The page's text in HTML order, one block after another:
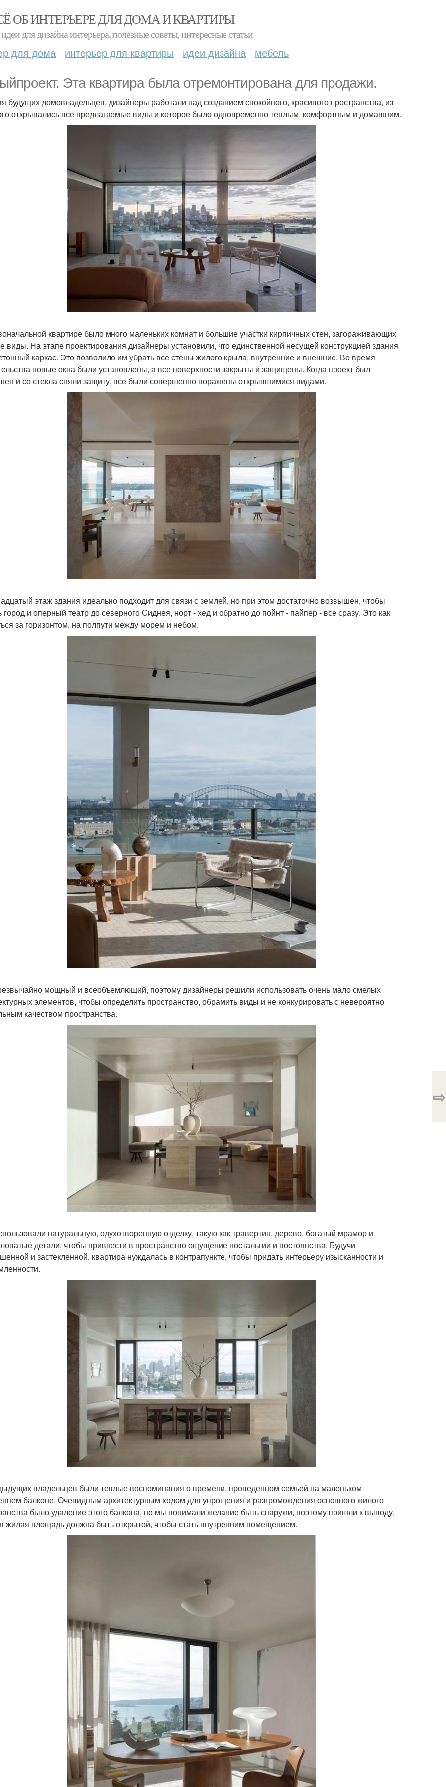
ОБ ИНТЕРЬЕРЕ ДЛЯ ДОМА И КВАРТИРЫ
для дизайна интерьера, полезные советы, интересные статьи
для дома интерьер для квартиры идеи дизайна мебель
Эта квартира была отремонтирована для продажи.
будущих домовладельцев, дизайнеры работали над созданием спокойного, красивого пространства, из
открывались все предлагаемые виды и которое было одновременно теплым, комфортным и домашним.
квартире было много маленьких комнат и большие участки кирпичных стен, загораживающих
виды. На этапе проектирования дизайнеры установили, что единственной несущей конструкцией здания
каркас. Это позволило им убрать все стены жилого крыла, внутренние и внешние. Во время
новые окна были установлены, а все поверхности закрыты и защищены. Когда проект был
и со стекла сняли защиту, все были совершенно поражены открывшимися видами.
этаж здания идеально подходит для связи с землей, но при этом достаточно возвышен, чтобы
город и оперный театр до северного Сиднея, норт - хед и обратно до пойнт - пайпер - все сразу. Это как
за горизонтом, на полпути между морем и небом.
мощный и всеобъемлющий, поэтому дизайнеры решили использовать очень мало смелых
элементов, чтобы определить пространство, обрамить виды и не конкурировать с невероятно
качеством пространства.
натуральную, одухотворенную отделку, такую как травертин, дерево, богатый мрамор и
детали, чтобы привнести в пространство ощущение ностальгии и постоянства. Будучи
и застекленной, квартира нуждалась в контрапункте, чтобы придать интерьеру изысканности и
владельцев были теплые воспоминания о времени, проведенном семьей на маленьком
балконе. Очевидным архитектурным ходом для упрощения и разгромождения основного жилого
было удаление этого балкона, но мы понимали желание быть снаружи, поэтому пришли к выводу,
жилая площадь должна быть открытой, чтобы стать внутренним помещением.
⇨